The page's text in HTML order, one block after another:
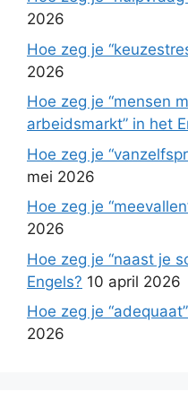
2026
Hoe zeg je
2026
Hoe zeg je “mensen
arbeidsmarkt” in het
Hoe zeg je
mei 2026
Hoe zeg je
2026
Hoe zeg je “naast je
Engels? 10 april 2026
Hoe zeg je
2026